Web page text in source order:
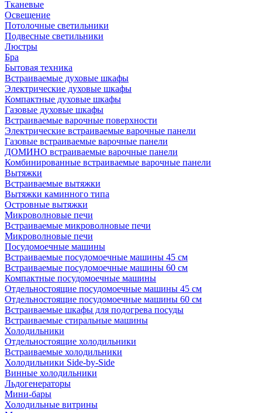
Тканевые
Освещение
Потолочные светильники
Подвесные светильники
Люстры
Бра
Бытовая техника
Встраиваемые духовые шкафы
Электрические духовые шкафы
Компактные духовые шкафы
Газовые духовые шкафы
Встраиваемые варочные поверхности
Электрические встраиваемые варочные панели
Газовые встраиваемые варочные панели
ДОМИНО встраиваемые варочные панели
Комбинированные встраиваемые варочные панели
Вытяжки
Встраиваемые вытяжки
Вытяжки каминного типа
Островные вытяжки
Микроволновые печи
Встраиваемые микроволновые печи
Микроволновые печи
Посудомоечные машины
Встраиваемые посудомоечные машины 45 см
Встраиваемые посудомоечные машины 60 см
Компактные посудомоечные машины
Отдельностоящие посудомоечные машины 45 см
Отдельностоящие посудомоечные машины 60 см
Встраиваемые шкафы для подогрева посуды
Встраиваемые стиральные машины
Холодильники
Отдельностоящие холодильники
Встраиваемые холодильники
Холодильники Side-by-Side
Винные холодильники
Льдогенераторы
Мини-бары
Холодильные витрины